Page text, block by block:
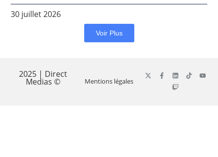
30 juillet 2026
Voir Plus
2025 | Direct
Medias © Mentions légales